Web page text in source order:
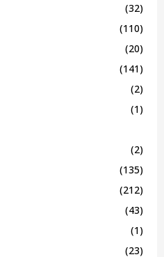
(32)
(110)
(20)
(141)
(2)
(1)
(2)
(135)
(212)
(43)
(1)
(23)